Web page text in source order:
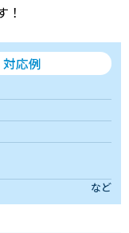
！
応例
など